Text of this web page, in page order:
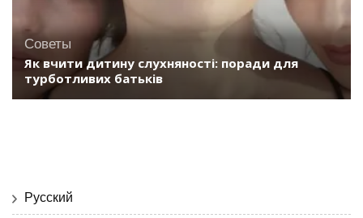
Советы
Як вчити дитину слухняності: поради для
турботливих батьків
Русский